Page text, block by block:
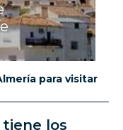
para visitar
los